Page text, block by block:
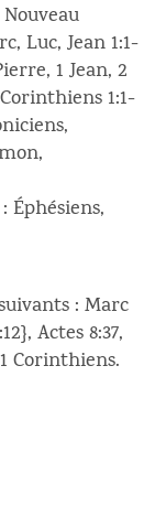
Luc, Jean 1:1-
1 Jean, 2
1:1-
Éphésiens,
: Marc
Actes 8:37,
1 Corinthiens.